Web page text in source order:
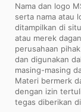
Nama dan logo
serta nama atau
ditampilkan di
atau merek
perusahaan
dan digunakan
masing-masing
Materi bermerk
dengan izin
tegas diberikan